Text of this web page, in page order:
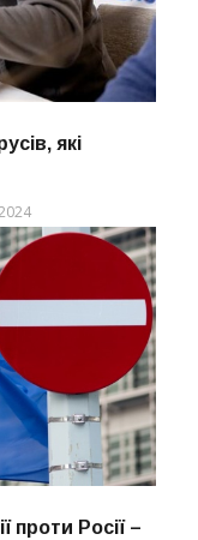
які
проти Росії –